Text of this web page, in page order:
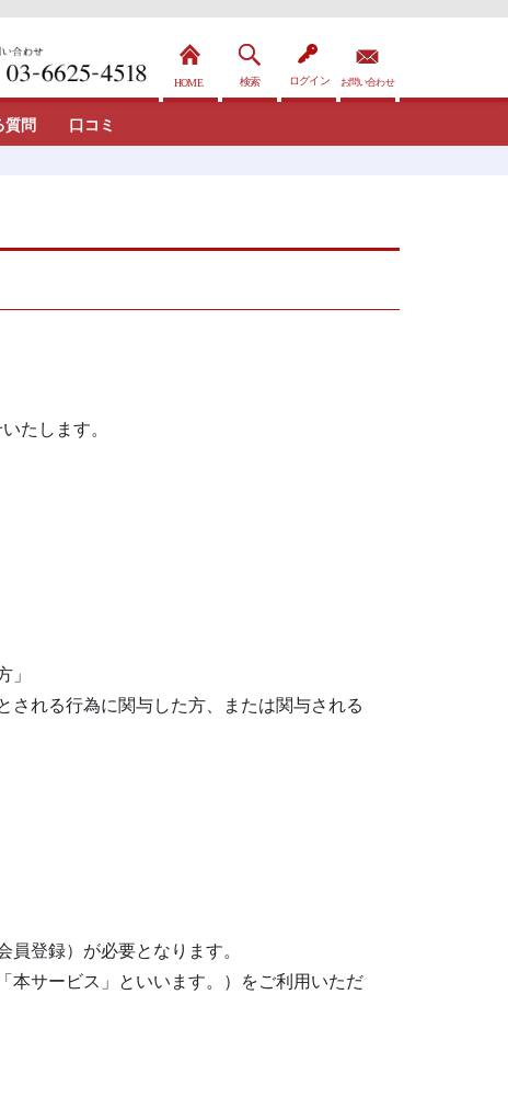
質問 口コミ
たします。
される行為に関与した方、または関与される
登録）が必要となります。
本サービス」といいます。）をご利用いただ